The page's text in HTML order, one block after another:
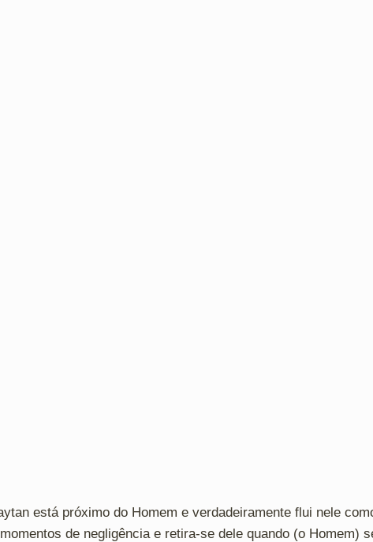
está próximo do Homem e verdadeiramente flui nele
de negligência e retira-se dele quando (o Homem)